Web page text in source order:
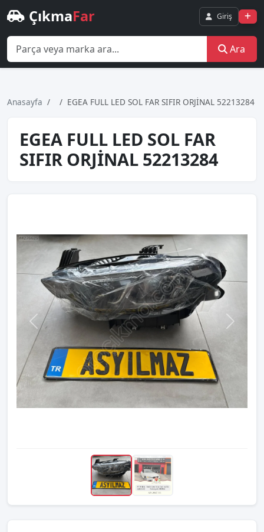
ÇıkmaFar Giriş
Ara
Anasayfa EGEA FULL LED SOL FAR SIFIR ORJİNAL 52213284
EGEA FULL LED SOL FAR
SIFIR ORJİNAL 52213284